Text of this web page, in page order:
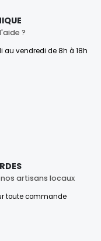
?
vendredi de 8h à 18h
artisans locaux
toute commande